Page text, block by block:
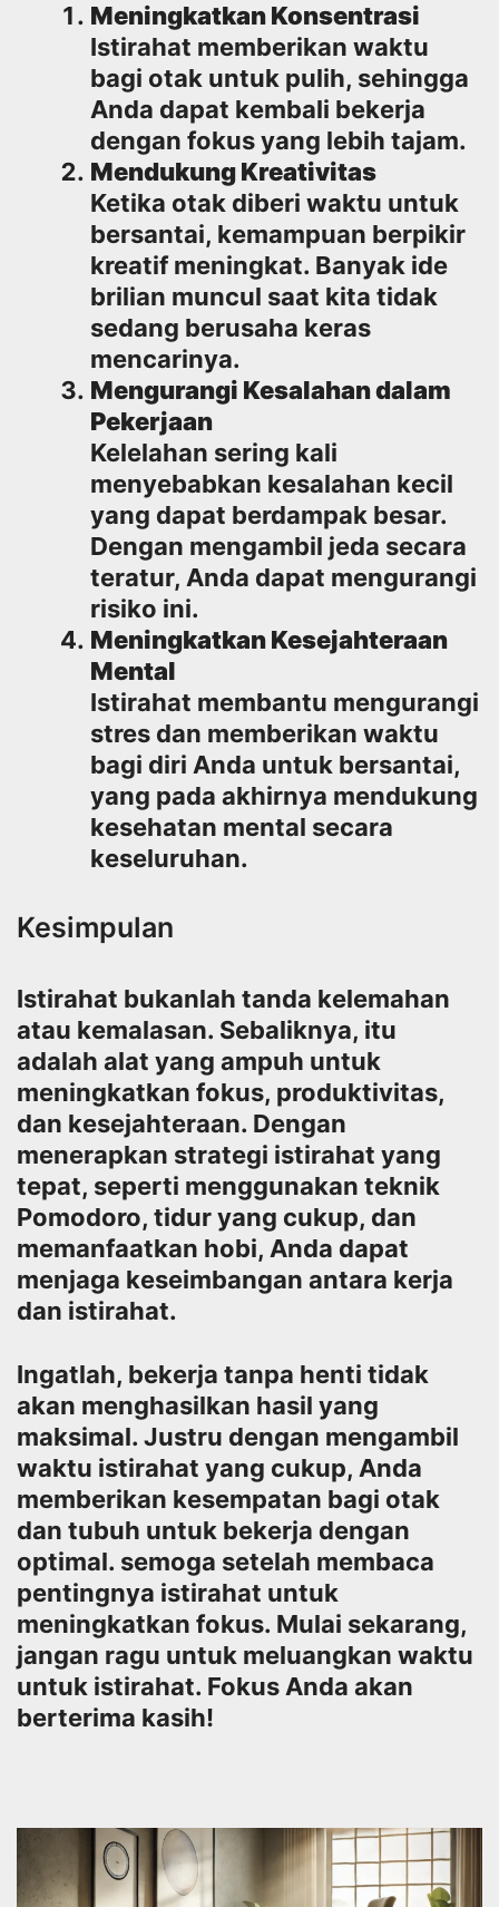
Meningkatkan Konsentrasi
Istirahat memberikan waktu
bagi otak untuk pulih, sehingga
Anda dapat kembali bekerja
dengan fokus yang lebih tajam.
Mendukung Kreativitas
Ketika otak diberi waktu untuk
bersantai, kemampuan berpikir
kreatif meningkat. Banyak ide
brilian muncul saat kita tidak
sedang berusaha keras
mencarinya.
Mengurangi Kesalahan dalam
Pekerjaan
Kelelahan sering kali
menyebabkan kesalahan kecil
yang dapat berdampak besar.
Dengan mengambil jeda secara
teratur, Anda dapat mengurangi
risiko ini.
Meningkatkan Kesejahteraan
Mental
Istirahat membantu mengurangi
stres dan memberikan waktu
bagi diri Anda untuk bersantai,
yang pada akhirnya mendukung
kesehatan mental secara
keseluruhan.
Kesimpulan
Istirahat bukanlah tanda kelemahan
atau kemalasan. Sebaliknya, itu
adalah alat yang ampuh untuk
meningkatkan fokus, produktivitas,
dan kesejahteraan. Dengan
menerapkan strategi istirahat yang
tepat, seperti menggunakan teknik
Pomodoro, tidur yang cukup, dan
memanfaatkan hobi, Anda dapat
menjaga keseimbangan antara kerja
dan istirahat.
Ingatlah, bekerja tanpa henti tidak
akan menghasilkan hasil yang
maksimal. Justru dengan mengambil
waktu istirahat yang cukup, Anda
memberikan kesempatan bagi otak
dan tubuh untuk bekerja dengan
optimal. semoga setelah membaca
pentingnya istirahat untuk
meningkatkan fokus. Mulai sekarang,
jangan ragu untuk meluangkan waktu
untuk istirahat. Fokus Anda akan
berterima kasih!